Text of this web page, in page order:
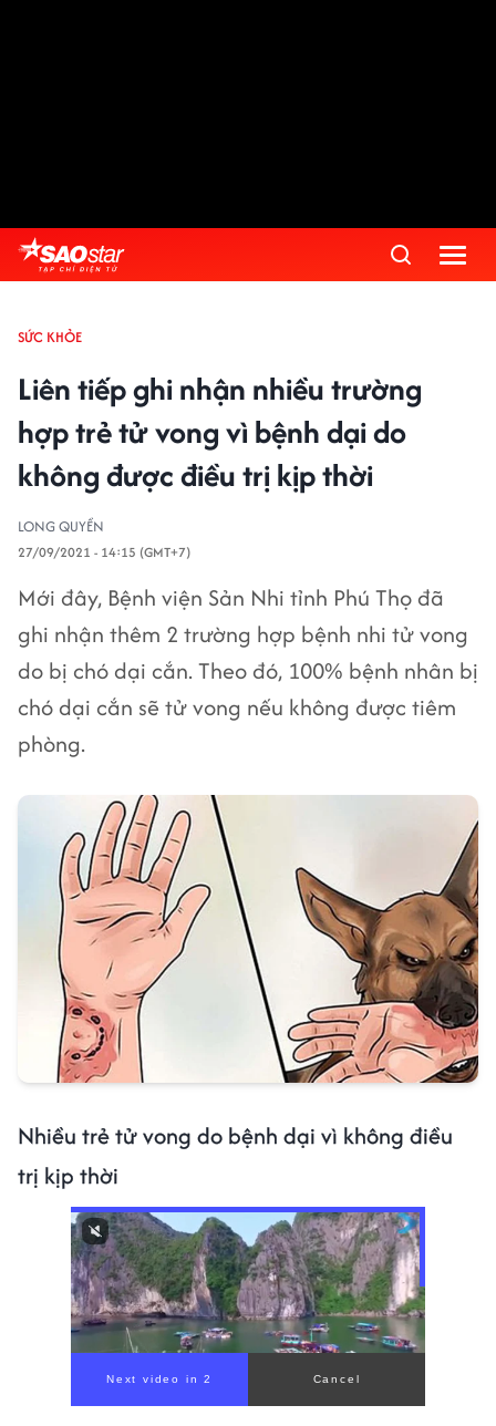
SỨC KHỎE
Liên tiếp ghi nhận nhiều trường
hợp trẻ tử vong vì bệnh dại do
không được điều trị kịp thời
LONG QUYỀN
27/09/2021 - 14:15 (GMT+7)
Mới đây, Bệnh viện Sản Nhi tỉnh Phú Thọ đã
ghi nhận thêm 2 trường hợp bệnh nhi tử vong
do bị chó dại cắn. Theo đó, 100% bệnh nhân bị
chó dại cắn sẽ tử vong nếu không được tiêm
phòng.
Nhiều trẻ tử vong do bệnh dại vì không điều
trị kịp thời